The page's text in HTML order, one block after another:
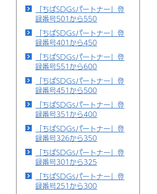
「ちばSDGsパートナー」登
録番号501から550
「ちばSDGsパートナー」登
録番号401から450
「ちばSDGsパートナー」登
録番号551から600
「ちばSDGsパートナー」登
録番号451から500
「ちばSDGsパートナー」登
録番号351から400
「ちばSDGsパートナー」登
録番号326から350
「ちばSDGsパートナー」登
録番号301から325
「ちばSDGsパートナー」登
録番号251から300